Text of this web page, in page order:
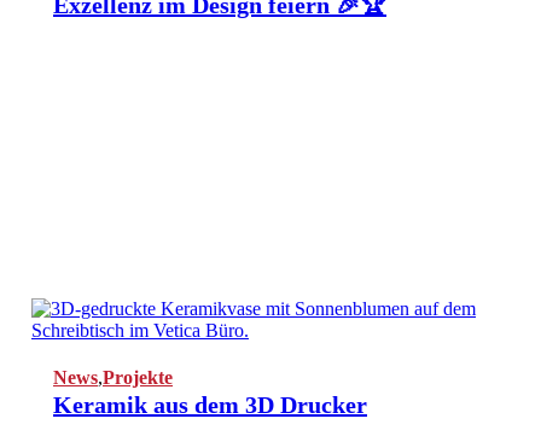
News,Projekte
Keramik aus dem 3D Drucker